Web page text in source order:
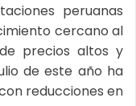
peruanas
cercano al
precios altos y
de este año ha
reducciones en